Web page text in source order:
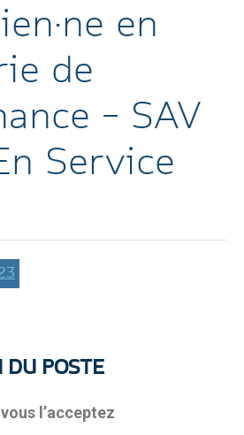
en
de
– SAV
Service
DU POSTE
l’acceptez